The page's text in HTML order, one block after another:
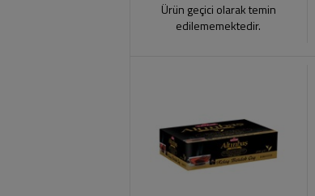
Ürün geçici olarak temin
edilememektedir.